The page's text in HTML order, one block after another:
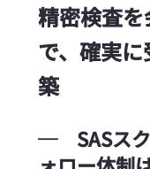
精密検査
で、確実
築
─ SASス